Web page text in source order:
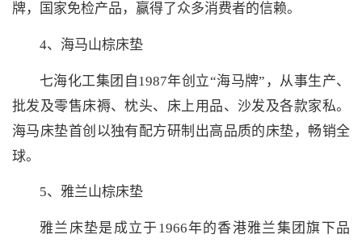
牌，国家免检产品，赢得了众多消费者的信赖。
4、海马山棕床垫
七海化工集团自1987年创立“海马牌”，从事生产、
批发及零售床褥、枕头、床上用品、沙发及各款家私。
海马床垫首创以独有配方研制出高品质的床垫，畅销全
球。
5、雅兰山棕床垫
雅兰床垫是成立于1966年的香港雅兰集团旗下品